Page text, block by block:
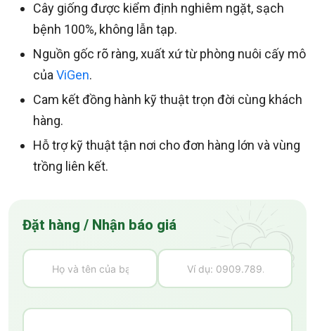
Cây giống được kiểm định nghiêm ngặt, sạch
bệnh 100%, không lẫn tạp.
Nguồn gốc rõ ràng, xuất xứ từ phòng nuôi cấy mô
của ViGen.
Cam kết đồng hành kỹ thuật trọn đời cùng khách
hàng.
Hỗ trợ kỹ thuật tận nơi cho đơn hàng lớn và vùng
trồng liên kết.
Đặt hàng / Nhận báo giá